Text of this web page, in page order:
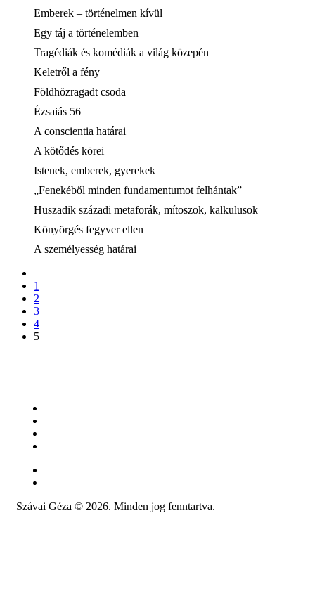
Emberek – történelmen kívül
Egy táj a történelemben
Tragédiák és komédiák a világ közepén
Keletről a fény
Földhözragadt csoda
Ézsaiás 56
A conscientia határai
A kötődés körei
Istenek, emberek, gyerekek
„Fenekéből minden fundamentumot felhántak”
Huszadik századi metaforák, mítoszok, kalkulusok
Könyörgés fegyver ellen
A személyesség határai
1
2
3
4
5
Szávai Géza © 2026. Minden jog fenntartva.